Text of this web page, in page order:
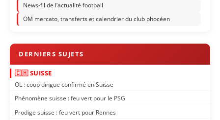
News-fil de l’actualité football
OM mercato, transferts et calendrier du club phocéen
🇨🇭 SUISSE
OL : coup dingue confirmé en Suisse
Phénomène suisse : feu vert pour le PSG
Prodige suisse : feu vert pour Rennes